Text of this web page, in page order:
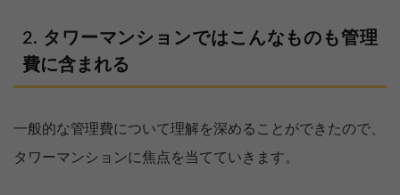
タワーマンションではこんなものも管理
費に含まれる
一般的な管理費について理解を深めることができたので、
タワーマンションに焦点を当てていきます。